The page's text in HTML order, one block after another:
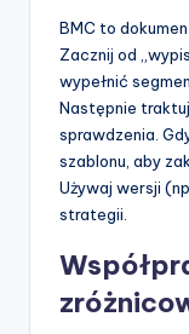
BMC to
Zacznij od
wypełnić
Następnie
sprawdzenia.
szablonu, aby
Używaj wersji
strategii.